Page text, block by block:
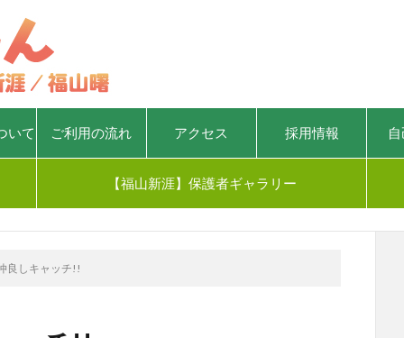
いて ご利用の流れ アクセス 採用情報
【福山新涯】保護者ギャラリー
良しキャッチ!!